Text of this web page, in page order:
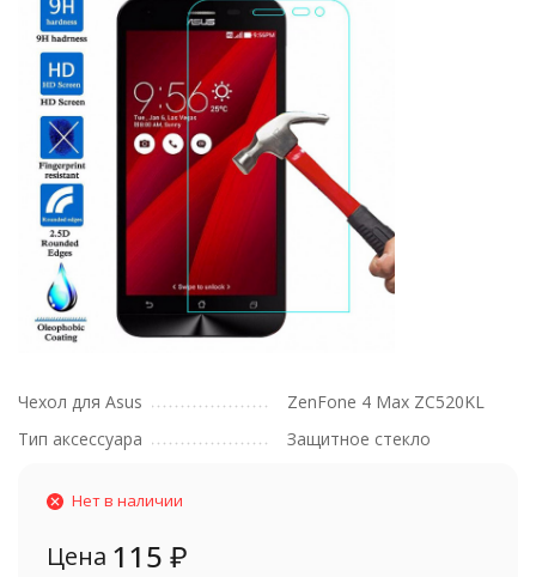
Чехол для Asus
ZenFone 4 Max ZC520KL
Тип аксессуара
Защитное стекло
Нет в наличии
Цена 115 ₽